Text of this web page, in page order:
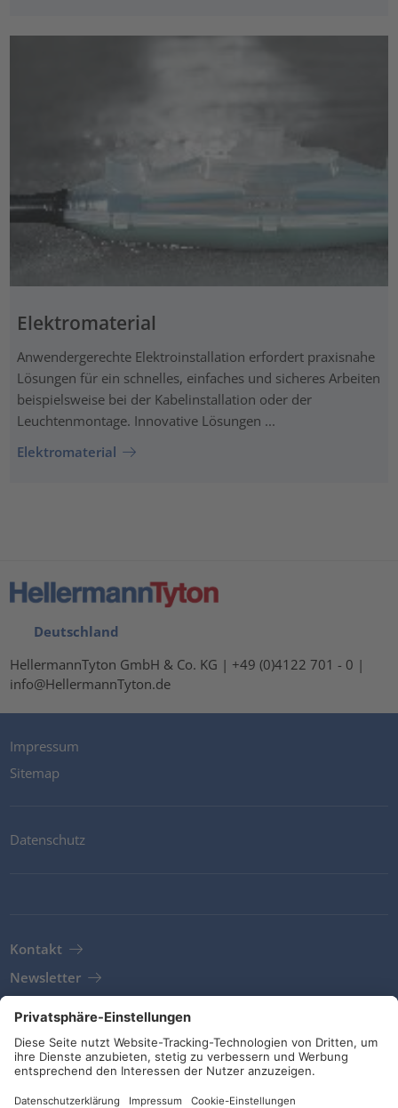
Elektromaterial
Anwendergerechte Elektroinstallation erfordert praxisnahe
Lösungen für ein schnelles, einfaches und sicheres Arbeiten
beispielsweise bei der Kabelinstallation oder der
Leuchtenmontage. Innovative Lösungen ...
Elektromaterial
Deutschland
HellermannTyton GmbH & Co. KG | +49 (0)4122 701 - 0 |
info@HellermannTyton.de
Impressum
Sitemap
Datenschutz
Kontakt
Newsletter
AGB
Richtlinien und Bekentnisse